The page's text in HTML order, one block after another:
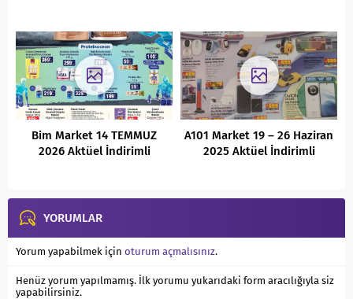
Bim Market 14 TEMMUZ
2026 Aktüel İndirimli
A101 Market 19 – 26 Haziran
2025 Aktüel İndirimli
YORUMLAR
Yorum yapabilmek için oturum açmalısınız.
Henüz yorum yapılmamış. İlk yorumu yukarıdaki form aracılığıyla siz
yapabilirsiniz.